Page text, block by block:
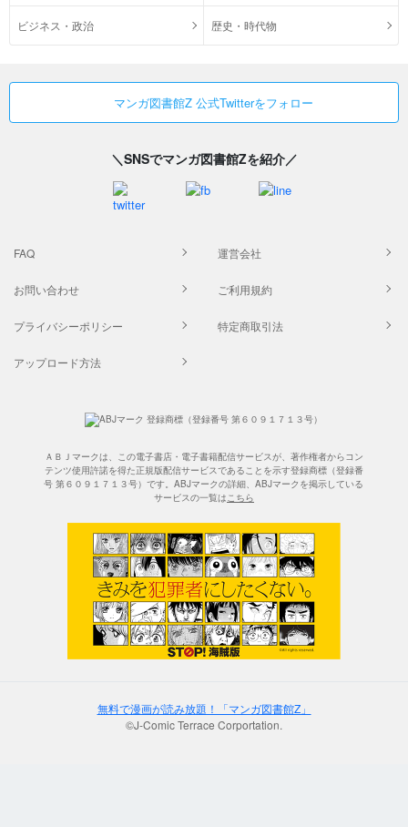
ビジネス・政治 歴史・時代物
マンガ図書館Z 公式Twitterをフォロー
＼SNSでマンガ図書館Zを紹介／
FAQ 運営会社
お問い合わせ ご利用規約
プライバシーポリシー 特定商取引法
アップロード方法
ＡＢＪマークは、この電子書店・電子書籍配信サービスが、著作権者からコン
テンツ使用許諾を得た正規版配信サービスであることを示す登録商標（登録番
号 第６０９１７１３号）です。ABJマークの詳細、ABJマークを掲示している
サービスの一覧はこちら
無料で漫画が読み放題！「マンガ図書館Z」
©J-Comic Terrace Corportation.